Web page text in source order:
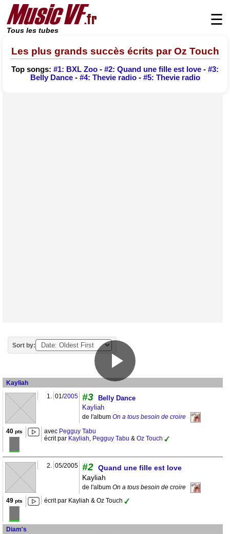
Tous les tubes
☰
Les plus grands succès écrits par Oz Touch
Top songs: #1: BXL Zoo - #2: Quand une fille est love - #3:
Belly Dance- #4: Thevie radio- #5: Thevie radio
Sort by:
Kayliah
1. 01/2005 #3
Belly Dance
Kayliah
de l'album On a tous besoin de croire
40 pts avec Pegguy Tabu
écrit par Kayliah, Pegguy Tabu & Oz Touch
2. 05/2005 #2 Quand une fille est love
Kayliah
de l'album On a tous besoin de croire
49 pts écrit par Kayliah & Oz Touch
Diam's